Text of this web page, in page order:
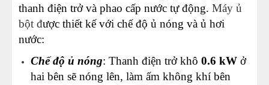
thanh điện trở và phao cấp nước tự động. Máy ủ
bột được thiết kế với chế độ ủ nóng và ủ hơi
nước:
Chế độ ủ nóng: Thanh điện trở khô 0.6 kW ở
hai bên sẽ nóng lên, làm ấm không khí bên